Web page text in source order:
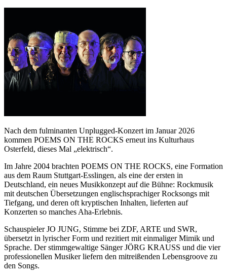
Nach dem fulminanten Unplugged-Konzert im Januar 2026
kommen POEMS ON THE ROCKS erneut ins Kulturhaus
Osterfeld, dieses Mal „elektrisch“.
Im Jahre 2004 brachten POEMS ON THE ROCKS, eine Formation
aus dem Raum Stuttgart-Esslingen, als eine der ersten in
Deutschland, ein neues Musikkonzept auf die Bühne: Rockmusik
mit deutschen Übersetzungen englischsprachiger Rocksongs mit
Tiefgang, und deren oft kryptischen Inhalten, lieferten auf
Konzerten so manches Aha-Erlebnis.
Schauspieler JO JUNG, Stimme bei ZDF, ARTE und SWR,
übersetzt in lyrischer Form und rezitiert mit einmaliger Mimik und
Sprache. Der stimmgewaltige Sänger JÖRG KRAUSS und die vier
professionellen Musiker liefern den mitreißenden Lebensgroove zu
den Songs.